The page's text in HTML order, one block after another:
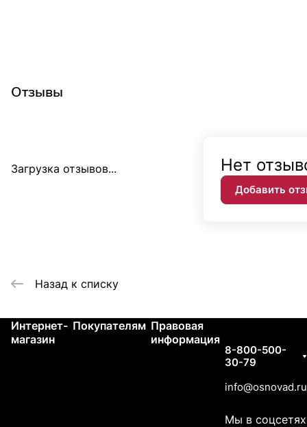
Отзывы
Загрузка отзывов... Нет
Добавить
Назад к списку
Интернет-
магазин
Покупателям Правовая
информация
8-800-500-
30-79
info@osnovad.ru
Мы в соцсетях